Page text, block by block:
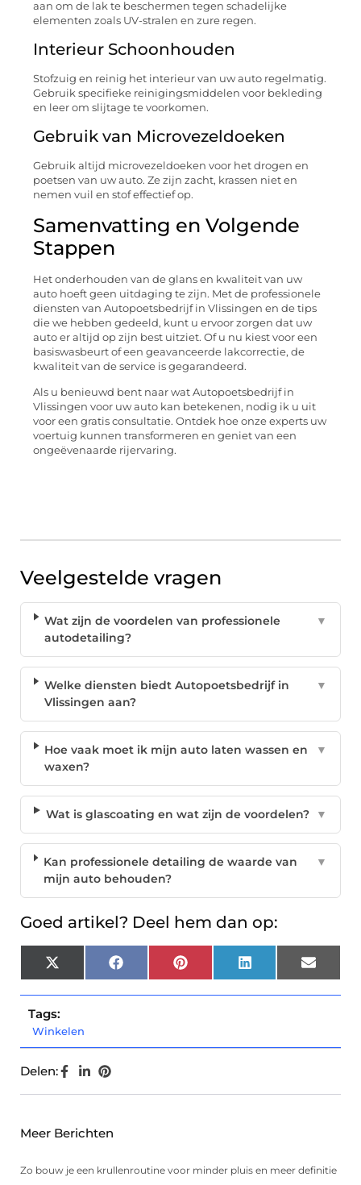
aan om de lak te beschermen tegen schadelijke
elementen zoals UV-stralen en zure regen.
Interieur Schoonhouden
Stofzuig en reinig het interieur van uw auto regelmatig.
Gebruik specifieke reinigingsmiddelen voor bekleding
en leer om slijtage te voorkomen.
Gebruik van Microvezeldoeken
Gebruik altijd microvezeldoeken voor het drogen en
poetsen van uw auto. Ze zijn zacht, krassen niet en
nemen vuil en stof effectief op.
Samenvatting en Volgende
Stappen
Het onderhouden van de glans en kwaliteit van uw
auto hoeft geen uitdaging te zijn. Met de professionele
diensten van Autopoetsbedrijf in Vlissingen en de tips
die we hebben gedeeld, kunt u ervoor zorgen dat uw
auto er altijd op zijn best uitziet. Of u nu kiest voor een
basiswasbeurt of een geavanceerde lakcorrectie, de
kwaliteit van de service is gegarandeerd.
Als u benieuwd bent naar wat Autopoetsbedrijf in
Vlissingen voor uw auto kan betekenen, nodig ik u uit
voor een gratis consultatie. Ontdek hoe onze experts uw
voertuig kunnen transformeren en geniet van een
ongeëvenaarde rijervaring.
Veelgestelde vragen
Wat zijn de voordelen van professionele
autodetailing?
▼
Welke diensten biedt Autopoetsbedrijf in
Vlissingen aan?
▼
Hoe vaak moet ik mijn auto laten wassen en
waxen?
▼
Wat is glascoating en wat zijn de voordelen? ▼
Kan professionele detailing de waarde van
mijn auto behouden?
▼
Goed artikel? Deel hem dan op:
X
(Twitter)
Facebook Pinterest LinkedIn Email
Tags:
Winkelen
Delen:
Meer Berichten
Zo bouw je een krullenroutine voor minder pluis en meer definitie